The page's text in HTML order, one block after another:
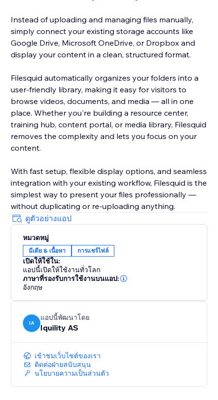
Instead of uploading and managing files manually,
simply connect your existing storage accounts like
Google Drive, Microsoft OneDrive, or Dropbox and
display your content in a clean, structured format.
Filesquid automatically organizes your folders into a
user-friendly library, making it easy for visitors to
browse videos, documents, and media — all in one
place. Whether you're building a resource center,
training hub, content portal, or media library, Filesquid
removes the complexity and lets you focus on your
content.
With fast setup, flexible display options, and seamless
integration with your existing workflow, Filesquid is the
simplest way to present your files professionally —
without duplicating or re-uploading anything.
ดูตัวอย่างแอป
หมวดหมู่
มีเดีย & เนื้อหา การแชร์ไฟล์
เปิดให้ใช้ใน:
แอปนี้เปิดให้ใช้งานทั่วโลก
ภาษาที่รองรับการใช้งานบนแอป:
อังกฤษ
IA
แอปนี้พัฒนาโดย
Iquility AS
เข้าชมเว็บไซต์ของเรา
ติดต่อฝ่ายสนับสนุน
นโยบายความเป็นส่วนตัว